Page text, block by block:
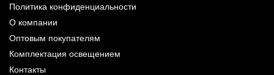
Политика конфиденциальности
О компании
Оптовым покупателям
Комплектация освещением
Контакты